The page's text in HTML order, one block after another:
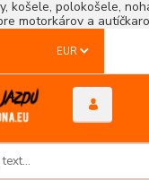
košele, polokošele,
motorkárov a
EUR